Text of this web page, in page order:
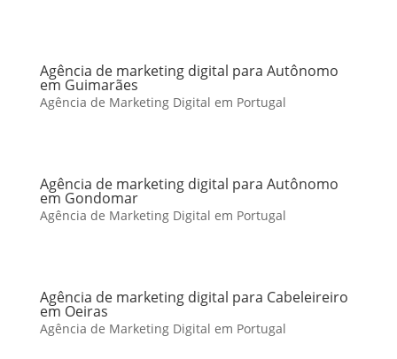
Agência de marketing digital para Autônomo
em Guimarães
Agência de Marketing Digital em Portugal
Agência de marketing digital para Autônomo
em Gondomar
Agência de Marketing Digital em Portugal
Agência de marketing digital para Cabeleireiro
em Oeiras
Agência de Marketing Digital em Portugal